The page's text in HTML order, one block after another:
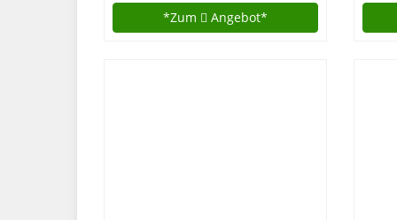
Kugelgelagerte Laden, 1
Stück, XL, 6333
*Zum Angebot*